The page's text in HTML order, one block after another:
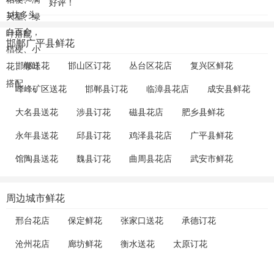
好评！
邯郸广平县鲜花
邯郸送花 邯山区订花 丛台区花店 复兴区鲜花
峰峰矿区送花 邯郸县订花 临漳县花店 成安县鲜花
大名县送花 涉县订花 磁县花店 肥乡县鲜花
永年县送花 邱县订花 鸡泽县花店 广平县鲜花
馆陶县送花 魏县订花 曲周县花店 武安市鲜花
周边城市鲜花
邢台花店 保定鲜花 张家口送花 承德订花
沧州花店 廊坊鲜花 衡水送花 太原订花